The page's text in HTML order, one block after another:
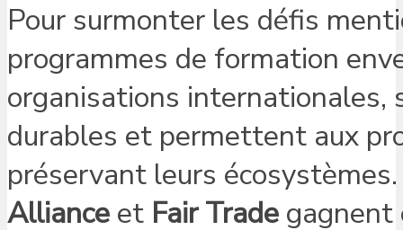
Pour surmonter les défis
programmes de formation
organisations internationales,
durables et permettent aux
préservant leurs
Alliance et Fair Trade gagnent